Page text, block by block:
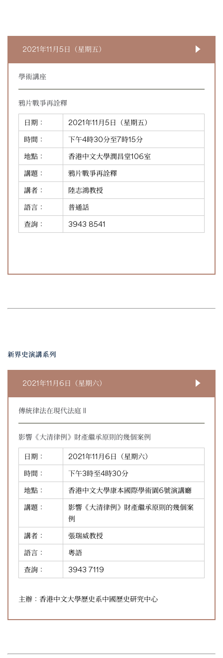
2021年11月5日（星期五）
學術講座
鴉片戰爭再詮釋
日期：
2021年11月5日（星期五）
時間：
下午4時30分至7時15分
地點：
香港中文大學潤昌堂106室
講題：
鴉片戰爭再詮釋
講者：
陸志鴻教授
語言：
普通話
查詢：
3943 8541
新界史演講系列
2021年11月6日（星期六）
傳統律法在現代法庭 II
影響《大清律例》財產繼承原則的幾個案例
日期：
2021年11月6日（星期六）
時間：
下午3時至4時30分
地點：
香港中文大學康本國際學術園6號演講廳
講題：
影響《大清律例》財產繼承原則的幾個案
例
講者：
張瑞威教授
語言：
粵語
查詢：
3943 7119
主辦：香港中文大學歷史系中國歷史研究中心